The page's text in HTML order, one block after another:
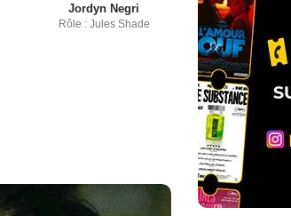
Jordyn Negri
Rôle : Jules Shade